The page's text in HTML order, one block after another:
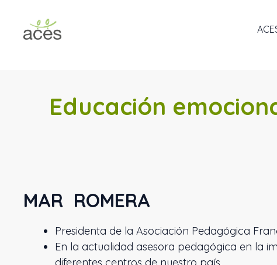
contenido
Educación
MAR ROMERA
Presidenta de la Asociación Pedagógica
En la actualidad asesora pedagógica en la